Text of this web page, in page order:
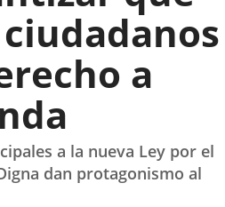
a
a la nueva Ley por el
dan protagonismo al